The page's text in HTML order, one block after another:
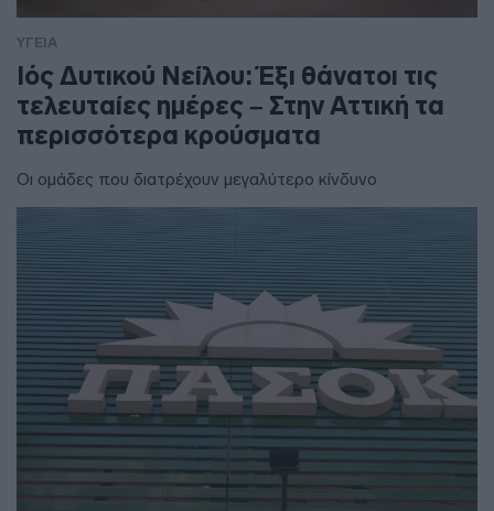
ΥΓΕΙΑ
Ιός Δυτικού Νείλου: Έξι θάνατοι τις
τελευταίες ημέρες – Στην Αττική τα
περισσότερα κρούσματα
Οι ομάδες που διατρέχουν μεγαλύτερο κίνδυνο